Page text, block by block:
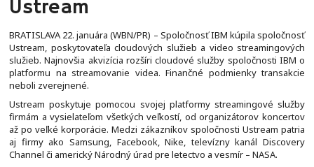
Ustream
BRATISLAVA 22. januára (WBN/PR) – Spoločnosť IBM kúpila spoločnosť
Ustream, poskytovateľa cloudových služieb a video streamingových
služieb. Najnovšia akvizícia rozšíri cloudové služby spoločnosti IBM o
platformu na streamovanie videa. Finančné podmienky transakcie
neboli zverejnené.
Ustream poskytuje pomocou svojej platformy streamingové služby
firmám a vysielateľom všetkých veľkostí, od organizátorov koncertov
až po veľké korporácie. Medzi zákazníkov spoločnosti Ustream patria
aj firmy ako Samsung, Facebook, Nike, televízny kanál Discovery
Channel či americký Národný úrad pre letectvo a vesmír – NASA.